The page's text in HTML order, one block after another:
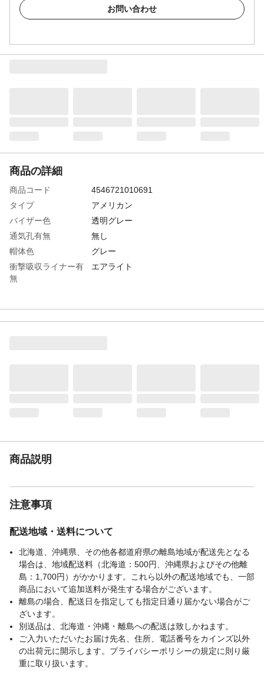
お問い合わせ
商品の詳細
商品コード
4546721010691
タイプ
アメリカン
バイザー色
透明グレー
通気孔有無
無し
帽体色
グレー
衝撃吸収ライナー有
無
エアライト
シールド色
クリア
溝有無
あり
商品説明
注意事項
配送地域・送料について
北海道、沖縄県、その他各都道府県の離島地域が配送先となる
場合は、地域配送料（北海道：500円、沖縄県およびその他離
島：1,700円）がかかります。これら以外の配送地域でも、一部
商品において追加送料が発生する場合がございます。
離島の場合、配送日を指定しても指定日通り届かない場合がご
ざいます。
別送品は、北海道・沖縄・離島への配送は致しかねます。
ご入力いただいたお届け先名、住所、電話番号をカインズ以外
の出荷元に開示します。プライバシーポリシーの規定に則り厳
重に取り扱います。